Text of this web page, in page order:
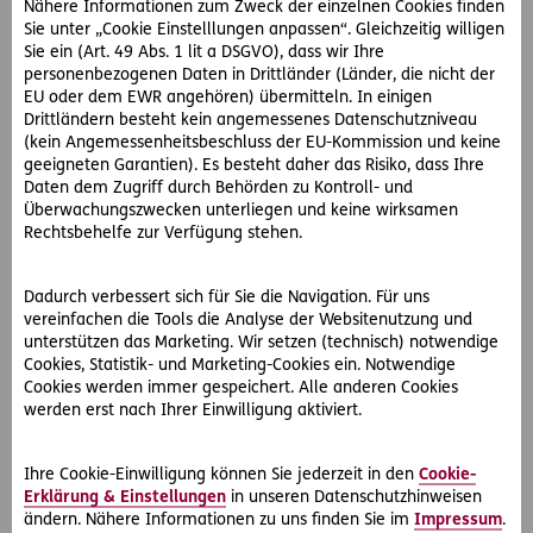
Nähere Informationen zum Zweck der einzelnen Cookies finden
Sie unter „Cookie Einstelllungen anpassen“. Gleichzeitig willigen
Sie ein (Art. 49 Abs. 1 lit a DSGVO), dass wir Ihre
personenbezogenen Daten in Drittländer (Länder, die nicht der
EU oder dem EWR angehören) übermitteln. In einigen
Drittländern besteht kein angemessenes Datenschutzniveau
(kein Angemessenheitsbeschluss der EU-Kommission und keine
geeigneten Garantien). Es besteht daher das Risiko, dass Ihre
Daten dem Zugriff durch Behörden zu Kontroll- und
Überwachungszwecken unterliegen und keine wirksamen
Rechtsbehelfe zur Verfügung stehen.
Dadurch verbessert sich für Sie die Navigation. Für uns
vereinfachen die Tools die Analyse der Websitenutzung und
unterstützen das Marketing. Wir setzen (technisch) notwendige
Cookies, Statistik- und Marketing-Cookies ein. Notwendige
Cookies werden immer gespeichert. Alle anderen Cookies
werden erst nach Ihrer Einwilligung aktiviert.
Ihre Cookie-Einwilligung können Sie jederzeit in den Cookie-
Erklärung & Einstellungen in unseren Datenschutzhinweisen
ändern. Nähere Informationen zu uns finden Sie im Impressum.
geringfügiger Mangel vor, so besteht auch ein Anspruch
auf Rücktritt vom Vertrag sowie auf Rückzahlung des
Kaufpreises.
Die gesetzliche Gewährleistungsfrist beträgt bei
beweglichen Gegenständen 2 Jahre. Zur Wahrung der
Frist ist es erforderlich, dass der Anspruch vor Ablauf von
2 Jahren ab Übergabe des Gegenstandes gerichtlich
mittels Klage geltend gemacht wird.
kürzeren als der gesetzlichen Gewährleistungsfrist
grundsätzlich unwirksam. Ausnahmen bestehen nur für
den Verkauf bereits gebrauchter beweglicher
Gegenstände.
Vom gesetzlichen Gewährleistungsrecht zu
unterscheiden ist die sogenannte „Garantie“. Hier